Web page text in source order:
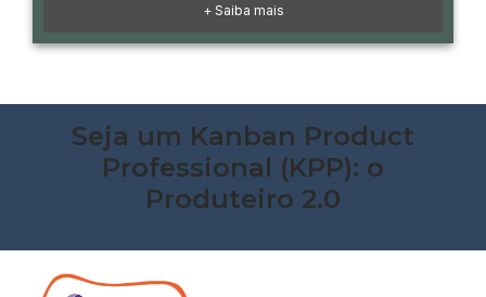
+ Saiba mais
Seja um Kanban Product
Professional (KPP): o
Produteiro 2.0